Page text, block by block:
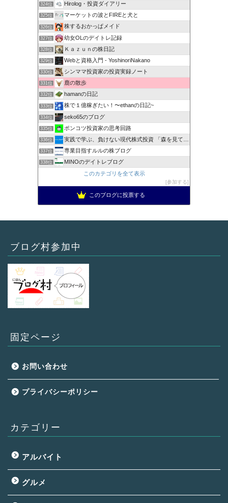
324位 Hirolog・投資ダイアリー
325位 マーケットの波とFIREと犬と
326位 株するおかっぱメイド
327位 幼女OLのデイトレ記録
328位 Ｋａｚｕｎの株日記
329位 Webと資格入門 - YoshinoriNakano
330位 シンママ投資家の投資実録ノート
331位 鹿の散歩
332位 hamanの日記
333位 株で１億稼ぎたい！〜ethanの日記~
334位 seko65のブログ
335位 ポンコツ投資家の思考回路
336位 実践で学ぶ、負けない現代株式投資 「森を見て、木を見る」
337位 専業目指すルルの株ブログ
338位
MINOのデイトレブログ
このカテゴリを全て表示
参加する
このブログに投票する
ブログ村参加中
固定ページ
お問い合わせ
プライバシーポリシー
カテゴリー
アルバイト
グルメ